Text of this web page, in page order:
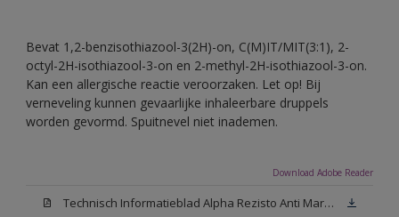
Bevat 1,2-benzisothiazool-3(2H)-on, C(M)IT/MIT(3:1), 2-
octyl-2H-isothiazool-3-on en 2-methyl-2H-isothiazool-3-on.
Kan een allergische reactie veroorzaken. Let op! Bij
verneveling kunnen gevaarlijke inhaleerbare druppels
worden gevormd. Spuitnevel niet inademen.
Download Adobe Reader
Technisch Informatieblad Alpha Rezisto Anti Marks (PDF)